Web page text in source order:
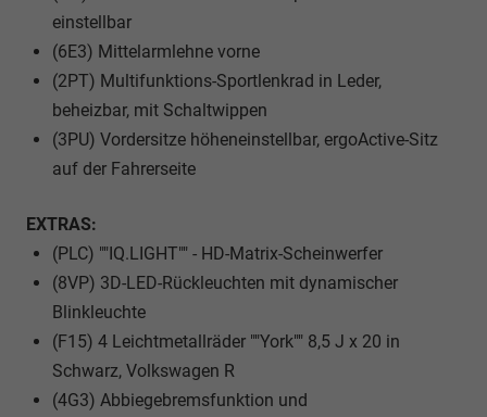
einstellbar
(6E3) Mittelarmlehne vorne
(2PT) Multifunktions-Sportlenkrad in Leder,
beheizbar, mit Schaltwippen
(3PU) Vordersitze höheneinstellbar, ergoActive-Sitz
auf der Fahrerseite
EXTRAS:
(PLC) ""IQ.LIGHT"" - HD-Matrix-Scheinwerfer
(8VP) 3D-LED-Rückleuchten mit dynamischer
Blinkleuchte
(F15) 4 Leichtmetallräder ""York"" 8,5 J x 20 in
Schwarz, Volkswagen R
(4G3) Abbiegebremsfunktion und